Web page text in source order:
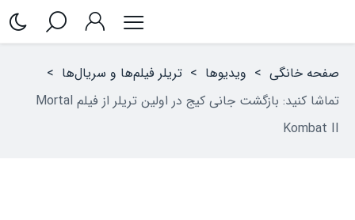
صفحه خانگی > ویدیوها > تریلر فیلم‌ها و سریال‌ها >
تماشا کنید: بازگشت جانی کیج در اولین تریلر از فیلم Mortal
Kombat II